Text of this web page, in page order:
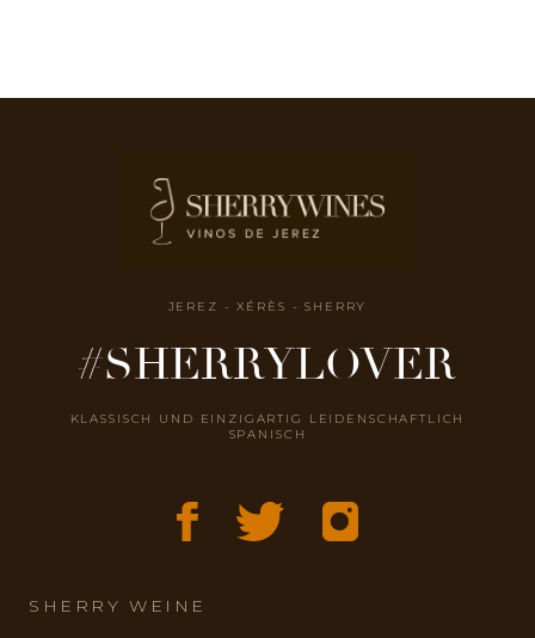
JEREZ - XÉRÈS - SHERRY
#SHERRYLOVER
KLASSISCH UND EINZIGARTIG LEIDENSCHAFTLICH
SPANISCH
SHERRY WEINE